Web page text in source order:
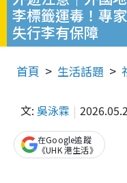
李標籤運毒！專
失行李有保障
首頁 生活話題
文: 吳泳霖
在Google追蹤
《UHK 港生活》